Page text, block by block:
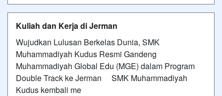
Kuliah dan Kerja di Jerman
Wujudkan Lulusan Berkelas Dunia, SMK
Muhammadiyah Kudus Resmi Gandeng
Muhammadiyah Global Edu (MGE) dalam Program
Double Track ke Jerman SMK Muhammadiyah
Kudus kembali me